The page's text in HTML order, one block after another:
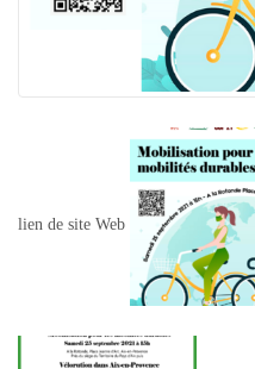
lien de site Web